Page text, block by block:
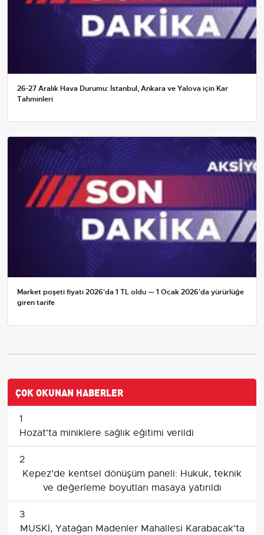
26-27 Aralık Hava Durumu: İstanbul, Ankara ve Yalova için Kar
Tahminleri
Market poşeti fiyatı 2026'da 1 TL oldu — 1 Ocak 2026'da yürürlüğe
giren tarife
ÇOK OKUNAN HABERLER
1
Hozat'ta miniklere sağlık eğitimi verildi
2
Kepez’de kentsel dönüşüm paneli: Hukuk, teknik
ve değerleme boyutları masaya yatırıldı
3
MUSKİ, Yatağan Madenler Mahallesi Karabacak'ta